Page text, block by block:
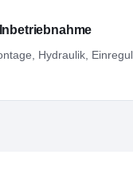
Hydraulik,